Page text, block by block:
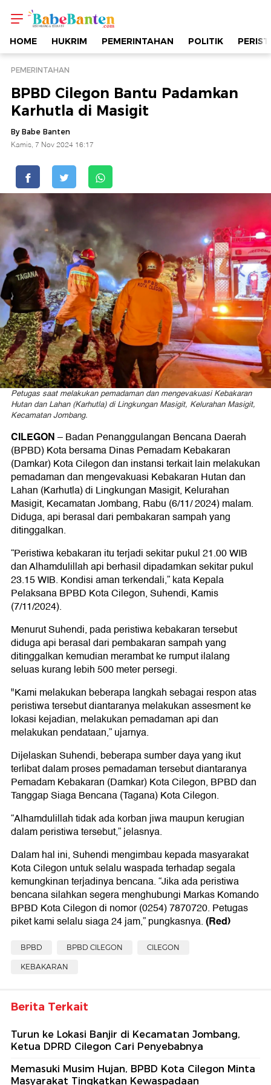
BPBD
Cilegon
Bantu
Padamkan
Karhutla
di
Masigit
HOME HUKRIM PEMERINTAHAN POLITIK
PEMERINTAHAN
BPBD Cilegon Bantu Padamkan
Karhutla di Masigit
By Babe Banten
Kamis, 7 Nov 2024 16:17
Petugas saat melakukan pemadaman dan mengevakuasi Kebakaran
Hutan dan Lahan (Karhutla) di Lingkungan Masigit, Kelurahan Masigit,
Kecamatan Jombang.
CILEGON– Badan Penanggulangan Bencana Daerah
(BPBD) Kota bersama Dinas Pemadam Kebakaran
(Damkar) Kota Cilegon dan instansi terkait lain melakukan
pemadaman dan mengevakuasi Kebakaran Hutan dan
Lahan (Karhutla) di Lingkungan Masigit, Kelurahan
Masigit, Kecamatan Jombang, Rabu (6/11/ 2024) malam.
Diduga, api berasal dari pembakaran sampah yang
ditinggalkan.
“Peristiwa kebakaran itu terjadi sekitar pukul 21.00 WIB
dan Alhamdulillah api berhasil dipadamkan sekitar pukul
23.15 WIB. Kondisi aman terkendali,” kata Kepala
Pelaksana BPBD Kota Cilegon, Suhendi, Kamis
(7/11/2024).
Menurut Suhendi, pada peristiwa kebakaran tersebut
diduga api berasal dari pembakaran sampah yang
ditinggalkan kemudian merambat ke rumput ilalang
seluas kurang lebih 500 meter persegi.
"Kami melakukan beberapa langkah sebagai respon atas
peristiwa tersebut diantaranya melakukan assesment ke
lokasi kejadian, melakukan pemadaman api dan
melakukan pendataan,” ujarnya.
Dijelaskan Suhendi, beberapa sumber daya yang ikut
terlibat dalam proses pemadaman tersebut diantaranya
Pemadam Kebakaran (Damkar) Kota Cilegon, BPBD dan
Tanggap Siaga Bencana (Tagana) Kota Cilegon.
“Alhamdulillah tidak ada korban jiwa maupun kerugian
dalam peristiwa tersebut,” jelasnya.
Dalam hal ini, Suhendi mengimbau kepada masyarakat
Kota Cilegon untuk selalu waspada terhadap segala
kemungkinan terjadinya bencana. “Jika ada peristiwa
bencana silahkan segera menghubungi Markas Komando
BPBD Kota Cilegon di nomor (0254) 7870720. Petugas
piket kami selalu siaga 24 jam,” pungkasnya.(Red)
BPBD BPBD CILEGON CILEGON
KEBAKARAN
Berita Terkait
Turun ke Lokasi Banjir di Kecamatan Jombang,
Ketua DPRD Cilegon Cari Penyebabnya
Memasuki Musim Hujan, BPBD Kota Cilegon Minta
Masyarakat Tingkatkan Kewaspadaan